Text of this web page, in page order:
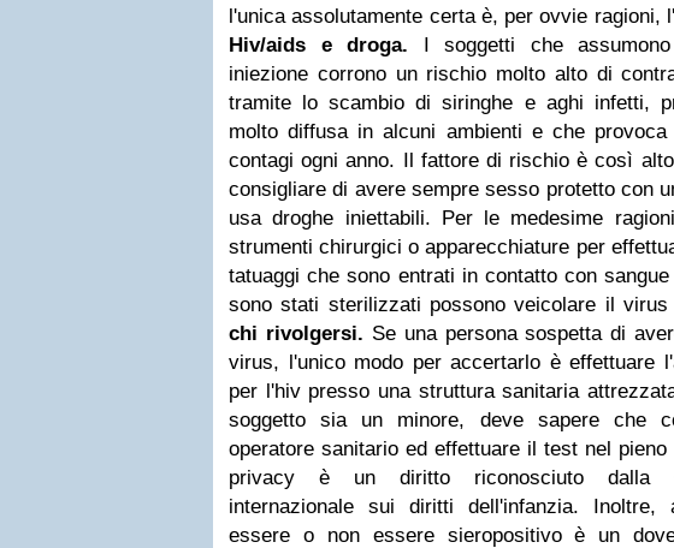
l'unica assolutamente certa è, per ovvie ragioni,
Hiv/aids e droga. I soggetti che
iniezione corrono un rischio molto alto di
tramite lo scambio di siringhe e aghi infetti,
molto diffusa in alcuni ambienti e che provoca
contagi ogni anno. Il fattore di rischio è così
consigliare di avere sempre sesso protetto con
usa droghe iniettabili. Per le medesime
strumenti chirurgici o apparecchiature per
tatuaggi che sono entrati in contatto con
sono stati sterilizzati possono veicolare il virus
chi rivolgersi. Se una persona sospetta di
virus, l'unico modo per accertarlo è effettuare
per l'hiv presso una struttura sanitaria
soggetto sia un minore, deve sapere che
operatore sanitario ed effettuare il test nel pieno
privacy è un diritto riconosciuto dalla
internazionale sui diritti dell'infanzia. Inoltre,
essere o non essere sieropositivo è un